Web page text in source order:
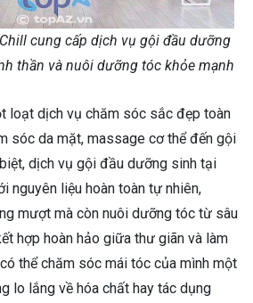
cung cấp dịch vụ gội đầu dưỡng
thần và nuôi dưỡng tóc khỏe mạnh
loạt dịch vụ chăm sóc sắc đẹp toàn
sóc da mặt, massage cơ thể đến gội
dịch vụ gội đầu dưỡng sinh tại
nguyên liệu hoàn toàn tự nhiên,
mượt mà còn nuôi dưỡng tóc từ sâu
hợp hoàn hảo giữa thư giãn và làm
thể chăm sóc mái tóc của mình một
lo lắng về hóa chất hay tác dụng